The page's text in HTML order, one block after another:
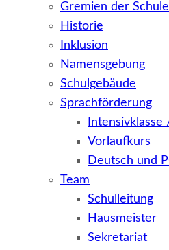
Gremien der Schule
Historie
Inklusion
Namensgebung
Schulgebäude
Sprachförderung
Vorlaufkurs
Deutsch und
Team
Schulleitung
Hausmeister
Sekretariat